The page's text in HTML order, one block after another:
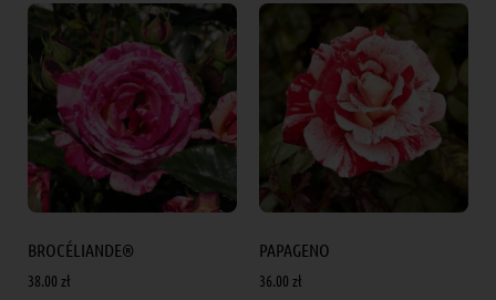
BROCÉLIANDE®
38.00 zł
PAPAGENO
36.00 zł